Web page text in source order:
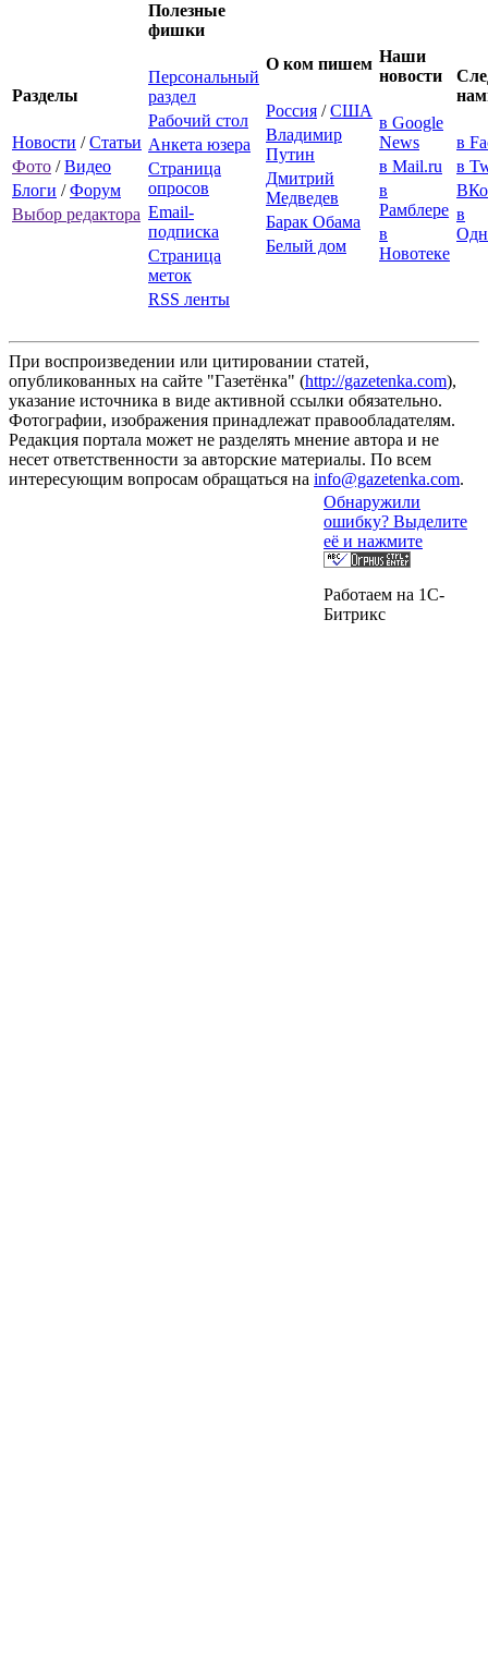
Разделы
Новости /Статьи
Фото /Видео
Блоги /Форум
Выбор редактора
Полезные
фишки
Персональный
раздел
Рабочий стол
Анкета юзера
Страница
опросов
Email-
подписка
Страница
меток
RSS ленты
О ком пишем
Россия /США
Владимир
Путин
Дмитрий
Медведев
Барак Обама
Белый дом
Наши
новости
в Google
News
в Mail.ru
в
Рамблере
в
Новотеке
в
в
в
При воспроизведении или цитировании статей,
опубликованных на сайте "Газетёнка" (http://gazetenka.com),
указание источника в виде активной ссылки обязательно.
Фотографии, изображения принадлежат правообладателям.
Редакция портала может не разделять мнение автора и не
несет ответственности за авторские материалы. По всем
интересующим вопросам обращаться на info@gazetenka.com.
Обнаружили
ошибку? Выделите
её и нажмите
Работаем на 1C-
Битрикс